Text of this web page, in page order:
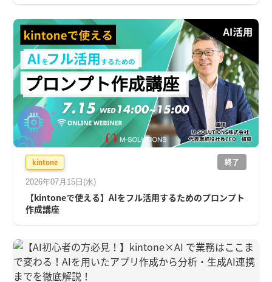
kintone 終了
2026年07月15日(水)
【kintoneで使える】AIをフル活用するためのプロンプト
作成講座